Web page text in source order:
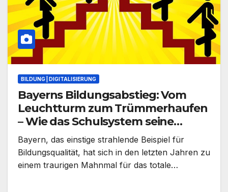
BILDUNG | DIGITALISIERUNG
Bayerns Bildungsabstieg: Vom
Leuchtturm zum Trümmerhaufen
– Wie das Schulsystem seine
Zukunft versenkt
Bayern, das einstige strahlende Beispiel für
Bildungsqualität, hat sich in den letzten Jahren zu
einem traurigen Mahnmal für das totale…